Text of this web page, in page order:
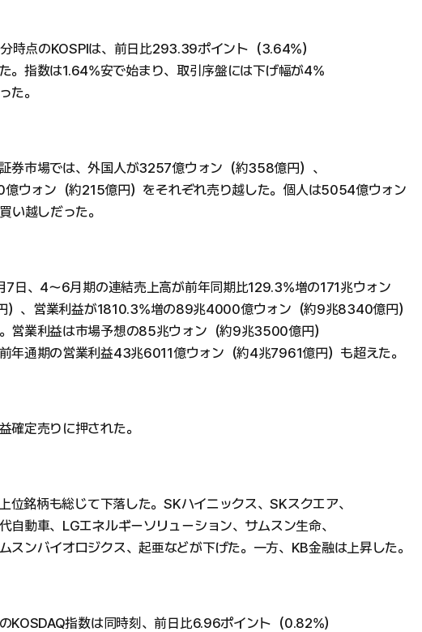
時点のKOSPIは、前日比293.39ポイント（3.64%）
。指数は1.64%安で始まり、取引序盤には下げ幅が4%
た。
券市場では、外国人が3257億ウォン（約358億円）、
ウォン（約215億円）をそれぞれ売り越した。個人は5054億ウォン
い越しだった。
7日、4〜6月期の連結売上高が前年同期比129.3%増の171兆ウォン
）、営業利益が1810.3%増の89兆4000億ウォン（約9兆8340億円）
営業利益は市場予想の85兆ウォン（約9兆3500億円）
年通期の営業利益43兆6011億ウォン（約4兆7961億円）も超えた。
確定売りに押された。
位銘柄も総じて下落した。SKハイニックス、SKスクエア、
自動車、LGエネルギーソリューション、サムスン生命、
スンバイオロジクス、起亜などが下げた。一方、KB金融は上昇した。
KOSDAQ指数は同時刻、前日比6.96ポイント（0.82%）